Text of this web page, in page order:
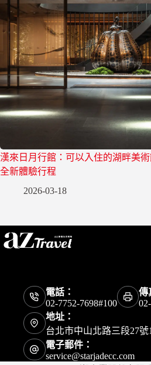
漢來日月行館：可以入住的湖畔美
全新體驗行程
2026-03-18
電話：
02-7752-7698#100
傳
地址：
台北市中山北路三段27號
電子郵件：
service@starjadecc.com